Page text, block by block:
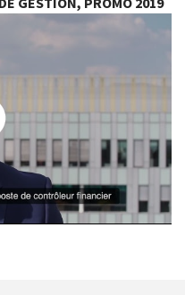
– ESG Finance